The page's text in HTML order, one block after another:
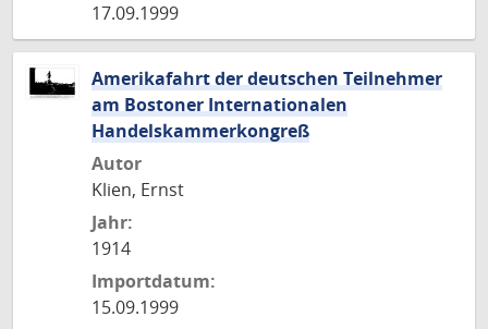
17.09.1999
Amerikafahrt der deutschen Teilnehmer
am Bostoner Internationalen
Handelskammerkongreß
Autor
Klien, Ernst
Jahr:
1914
Importdatum:
15.09.1999